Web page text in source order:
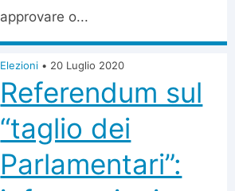
approvare o...
Elezioni • 20 Luglio 2020
Referendum sul
“taglio dei
Parlamentari”: